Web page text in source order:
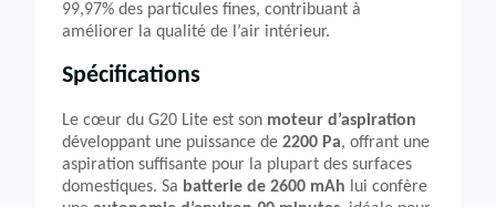
99,97% des particules fines, contribuant à
améliorer la qualité de l’air intérieur.
Spécifications
Le cœur du G20 Lite est son moteur d’aspiration
développant une puissance de 2200 Pa, offrant une
aspiration suffisante pour la plupart des surfaces
domestiques. Sa batterie de 2600 mAh lui confère